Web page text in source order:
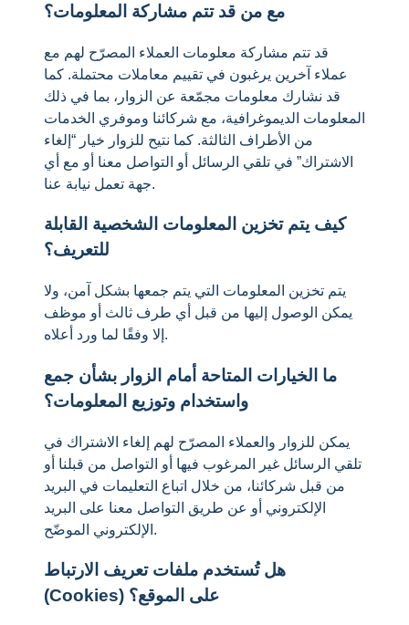
مع من قد تتم مشاركة المعلومات؟
قد تتم مشاركة معلومات العملاء المصرّح لهم مع
عملاء آخرين يرغبون في تقييم معاملات محتملة. كما
قد نشارك معلومات مجمّعة عن الزوار، بما في ذلك
المعلومات الديموغرافية، مع شركائنا وموفري الخدمات
من الأطراف الثالثة. كما نتيح للزوار خيار “إلغاء
الاشتراك” في تلقي الرسائل أو التواصل معنا أو مع أي
جهة تعمل نيابة عنا.
كيف يتم تخزين المعلومات الشخصية القابلة
للتعريف؟
يتم تخزين المعلومات التي يتم جمعها بشكل آمن، ولا
يمكن الوصول إليها من قبل أي طرف ثالث أو موظف
إلا وفقًا لما ورد أعلاه.
ما الخيارات المتاحة أمام الزوار بشأن جمع
واستخدام وتوزيع المعلومات؟
يمكن للزوار والعملاء المصرّح لهم إلغاء الاشتراك في
تلقي الرسائل غير المرغوب فيها أو التواصل من قبلنا أو
من قبل شركائنا، من خلال اتباع التعليمات في البريد
الإلكتروني أو عن طريق التواصل معنا على البريد
الإلكتروني الموضّح.
هل تُستخدم ملفات تعريف الارتباط
(Cookies) على الموقع؟